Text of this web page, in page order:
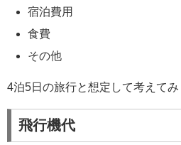
宿泊費用
食費
その他
4泊5日の旅行と想定して考えてみ
飛行機代